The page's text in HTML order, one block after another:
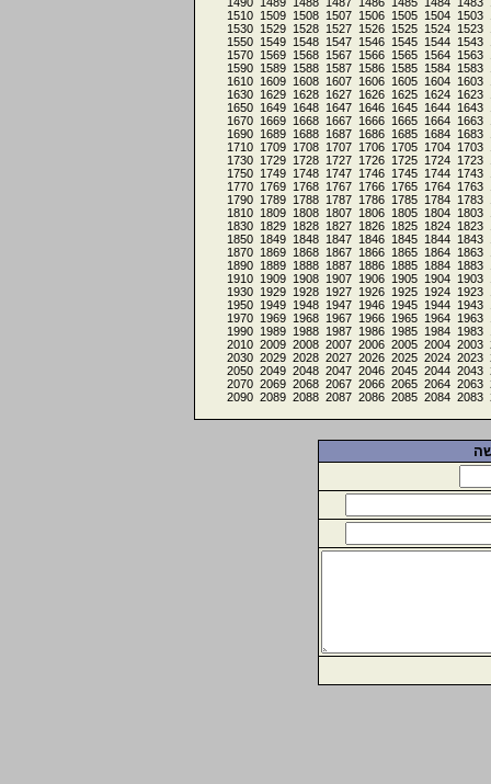
1503
1504
1505
1506
1507
1508
1509
1510
1523
1524
1525
1526
1527
1528
1529
1530
1543
1544
1545
1546
1547
1548
1549
1550
1563
1564
1565
1566
1567
1568
1569
1570
1583
1584
1585
1586
1587
1588
1589
1590
1603
1604
1605
1606
1607
1608
1609
1610
1623
1624
1625
1626
1627
1628
1629
1630
1643
1644
1645
1646
1647
1648
1649
1650
1663
1664
1665
1666
1667
1668
1669
1670
1683
1684
1685
1686
1687
1688
1689
1690
1703
1704
1705
1706
1707
1708
1709
1710
1723
1724
1725
1726
1727
1728
1729
1730
1743
1744
1745
1746
1747
1748
1749
1750
1763
1764
1765
1766
1767
1768
1769
1770
1783
1784
1785
1786
1787
1788
1789
1790
1803
1804
1805
1806
1807
1808
1809
1810
1823
1824
1825
1826
1827
1828
1829
1830
1843
1844
1845
1846
1847
1848
1849
1850
1863
1864
1865
1866
1867
1868
1869
1870
1883
1884
1885
1886
1887
1888
1889
1890
1903
1904
1905
1906
1907
1908
1909
1910
1923
1924
1925
1926
1927
1928
1929
1930
1943
1944
1945
1946
1947
1948
1949
1950
1963
1964
1965
1966
1967
1968
1969
1970
1983
1984
1985
1986
1987
1988
1989
1990
2003
2004
2005
2006
2007
2008
2009
2010
2023
2024
2025
2026
2027
2028
2029
2030
2043
2044
2045
2046
2047
2048
2049
2050
2063
2064
2065
2066
2067
2068
2069
2070
2083
2084
2085
2086
2087
2088
2089
2090